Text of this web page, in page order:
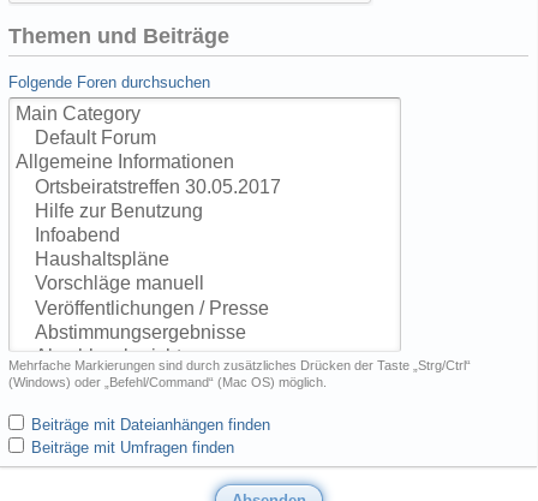
Themen und Beiträge
Folgende Foren durchsuchen
Mehrfache Markierungen sind durch zusätzliches Drücken der Taste „Strg/Ctrl“
(Windows) oder „Befehl/Command“ (Mac OS) möglich.
Beiträge mit Dateianhängen finden
Beiträge mit Umfragen finden